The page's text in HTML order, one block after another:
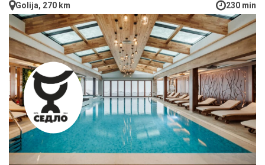
Golija, 270 km 230 min